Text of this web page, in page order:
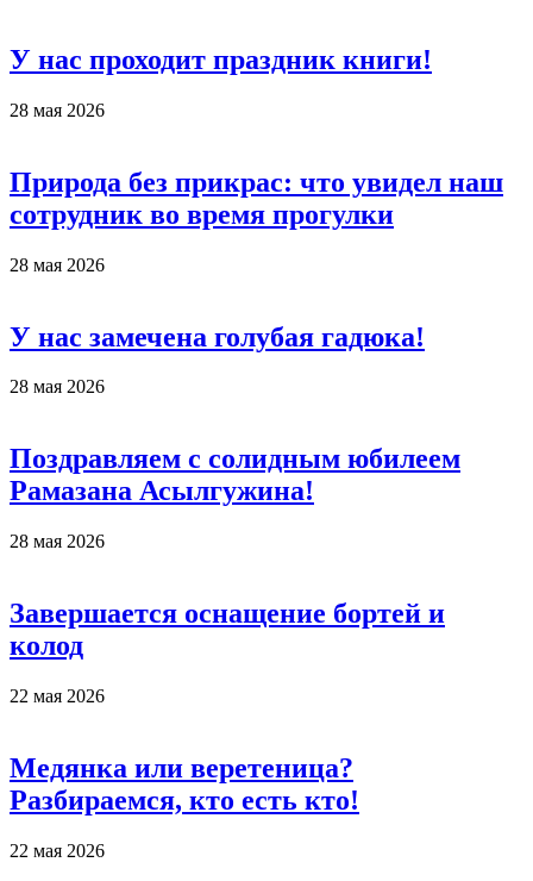
У нас проходит праздник книги!
28 мая 2026
Природа без прикрас: что увидел наш
сотрудник во время прогулки
28 мая 2026
У нас замечена голубая гадюка!
28 мая 2026
Поздравляем с солидным юбилеем
Рамазана Асылгужина!
28 мая 2026
Завершается оснащение бортей и
колод
22 мая 2026
Медянка или веретеница?
Разбираемся, кто есть кто!
22 мая 2026